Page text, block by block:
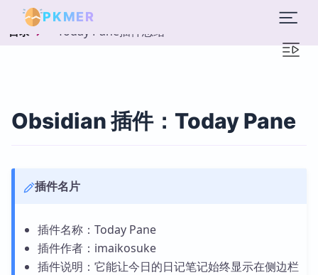
PKMER
目录 Today Pane插件总结
Obsidian 插件：Today Pane
插件名片
插件名称：Today Pane
插件作者：imaikosuke
插件说明：它能让今日的日记笔记始终显示在侧边栏